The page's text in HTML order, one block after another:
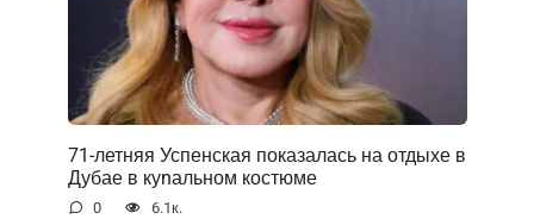
71-летняя Успенская показалась на отдыхе в
Дубае в куnальном костюме
0 6.1к.